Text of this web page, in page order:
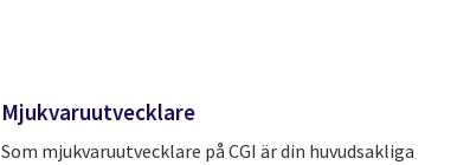
Mjukvaruutvecklare
Som mjukvaruutvecklare på CGI är din huvudsakliga